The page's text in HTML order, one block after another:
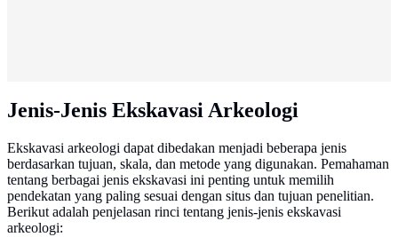
Jenis-Jenis Ekskavasi Arkeologi
Ekskavasi arkeologi dapat dibedakan menjadi beberapa jenis
berdasarkan tujuan, skala, dan metode yang digunakan. Pemahaman
tentang berbagai jenis ekskavasi ini penting untuk memilih
pendekatan yang paling sesuai dengan situs dan tujuan penelitian.
Berikut adalah penjelasan rinci tentang jenis-jenis ekskavasi
arkeologi: